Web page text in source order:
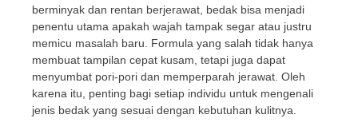
berminyak dan rentan berjerawat, bedak bisa menjadi
penentu utama apakah wajah tampak segar atau justru
memicu masalah baru. Formula yang salah tidak hanya
membuat tampilan cepat kusam, tetapi juga dapat
menyumbat pori-pori dan memperparah jerawat. Oleh
karena itu, penting bagi setiap individu untuk mengenali
jenis bedak yang sesuai dengan kebutuhan kulitnya.